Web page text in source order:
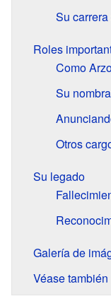
Su
Roles
Como
Su
Otros
Su legado
Galería de
Véase también